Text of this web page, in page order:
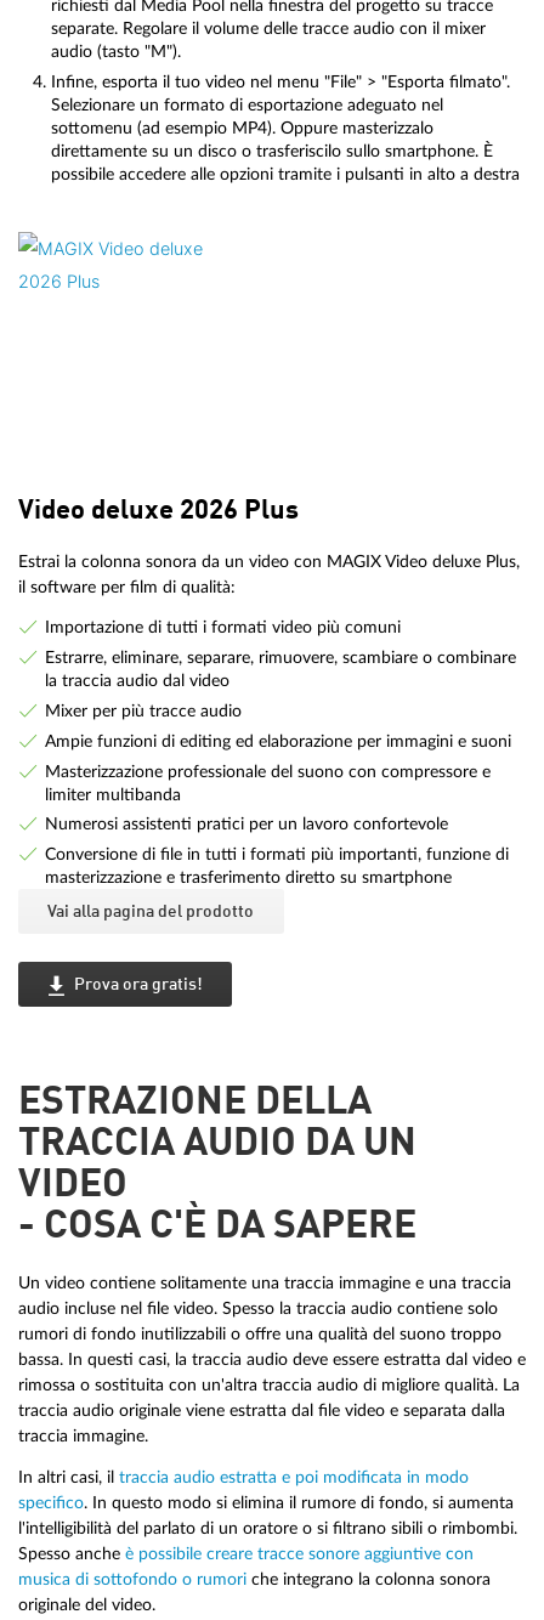
richiesti dal Media Pool nella finestra del progetto su tracce
separate. Regolare il volume delle tracce audio con il mixer
audio (tasto "M").
Infine, esporta il tuo video nel menu "File" > "Esporta filmato".
Selezionare un formato di esportazione adeguato nel
sottomenu (ad esempio MP4). Oppure masterizzalo
direttamente su un disco o trasferiscilo sullo smartphone. È
possibile accedere alle opzioni tramite i pulsanti in alto a destra
Video deluxe 2026 Plus
Estrai la colonna sonora da un video con MAGIX Video deluxe Plus,
il software per film di qualità:
Importazione di tutti i formati video più comuni
Estrarre, eliminare, separare, rimuovere, scambiare o combinare
la traccia audio dal video
Mixer per più tracce audio
Ampie funzioni di editing ed elaborazione per immagini e suoni
Masterizzazione professionale del suono con compressore e
limiter multibanda
Numerosi assistenti pratici per un lavoro confortevole
Conversione di file in tutti i formati più importanti, funzione di
masterizzazione e trasferimento diretto su smartphone
Vai alla pagina del prodotto
Prova ora gratis!
ESTRAZIONE DELLA
TRACCIA AUDIO DA UN
VIDEO
- COSA C'È DA SAPERE
Un video contiene solitamente una traccia immagine e una traccia
audio incluse nel file video. Spesso la traccia audio contiene solo
rumori di fondo inutilizzabili o offre una qualità del suono troppo
bassa. In questi casi, la traccia audio deve essere estratta dal video e
rimossa o sostituita con un'altra traccia audio di migliore qualità. La
traccia audio originale viene estratta dal file video e separata dalla
traccia immagine.
In altri casi, il traccia audio estratta e poi modificata in modo
specifico. In questo modo si elimina il rumore di fondo, si aumenta
l'intelligibilità del parlato di un oratore o si filtrano sibili o rimbombi.
Spesso anche è possibile creare tracce sonore aggiuntive con
musica di sottofondo o rumori che integrano la colonna sonora
originale del video.